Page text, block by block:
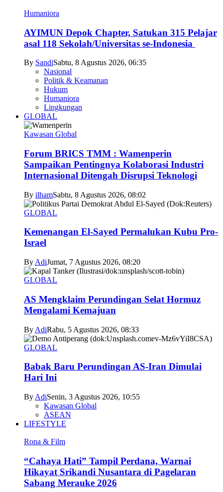
Humaniora
AYIMUN Depok Chapter, Satukan 315 Pelajar
asal 118 Sekolah/Universitas se-Indonesia
By SandiSabtu, 8 Agustus 2026, 06:35
Nasional
Politik & Keamanan
Hukum
Humaniora
Lingkungan
GLOBAL
Kawasan Global
Forum BRICS TMM : Wamenperin
Sampaikan Pentingnya Kolaborasi Industri
Internasional Ditengah Disrupsi Teknologi
By ilhamSabtu, 8 Agustus 2026, 08:02
GLOBAL
Kemenangan El-Sayed Permalukan Kubu Pro-
Israel
By AdiJumat, 7 Agustus 2026, 08:20
GLOBAL
AS Mengklaim Perundingan Selat Hormuz
Mengalami Kemajuan
By AdiRabu, 5 Agustus 2026, 08:33
GLOBAL
Babak Baru Perundingan AS-Iran Dimulai
Hari Ini
By AdiSenin, 3 Agustus 2026, 10:55
Kawasan Global
ASEAN
LIFESTYLE
Rona & Film
“Cahaya Hati” Tampil Perdana, Warnai
Hikayat Srikandi Nusantara di Pagelaran
Sabang Merauke 2026